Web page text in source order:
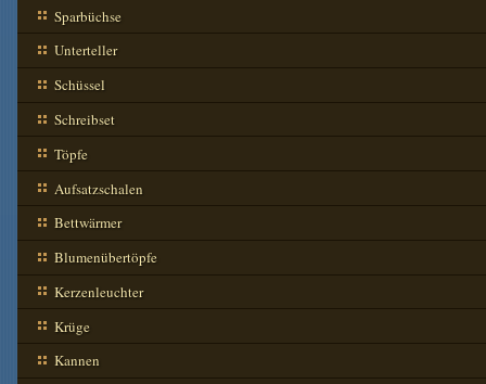
Sparbüchse
Unterteller
Schüssel
Schreibset
Töpfe
Aufsatzschalen
Bettwärmer
Blumenübertöpfe
Kerzenleuchter
Krüge
Kannen